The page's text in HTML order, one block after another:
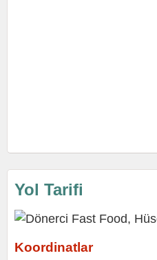
Yol Tarifi
Koordinatlar